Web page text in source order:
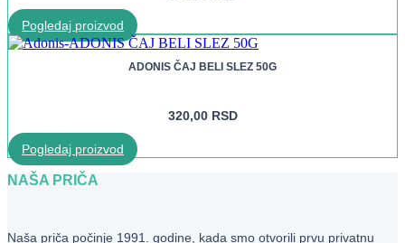
Pogledaj proizvod
ADONIS ČAJ BELI SLEZ 50G
320,00 RSD
Pogledaj proizvod
NAŠA PRIČA
Naša priča počinje 1991. godine, kada smo otvorili prvu privatnu